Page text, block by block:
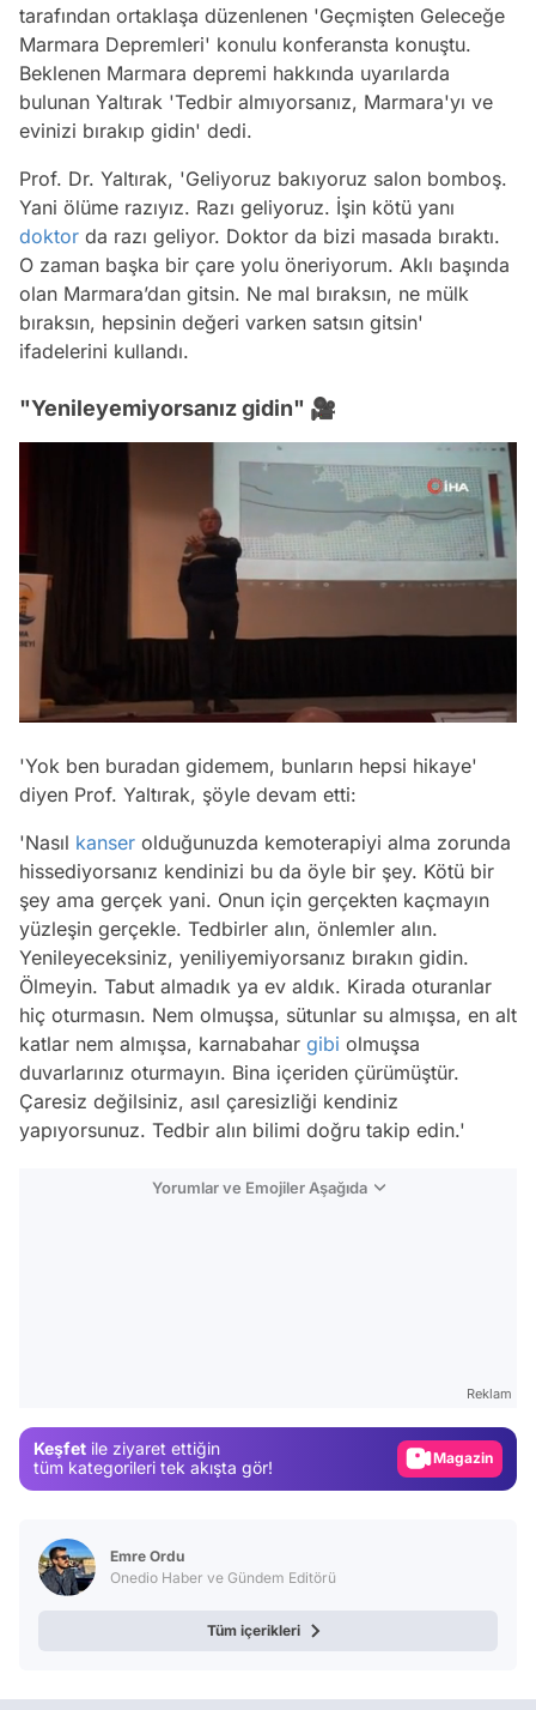
tarafından ortaklaşa düzenlenen 'Geçmişten Geleceğe
Marmara Depremleri' konulu konferansta konuştu.
Beklenen Marmara depremi hakkında uyarılarda
bulunan Yaltırak 'Tedbir almıyorsanız, Marmara'yı ve
evinizi bırakıp gidin' dedi.
Prof. Dr. Yaltırak, 'Geliyoruz bakıyoruz salon bomboş.
Yani ölüme razıyız. Razı geliyoruz. İşin kötü yanı
doktor da razı geliyor. Doktor da bizi masada bıraktı.
O zaman başka bir çare yolu öneriyorum. Aklı başında
olan Marmara’dan gitsin. Ne mal bıraksın, ne mülk
bıraksın, hepsinin değeri varken satsın gitsin'
ifadelerini kullandı.
"Yenileyemiyorsanız gidin" 🎥
'Yok ben buradan gidemem, bunların hepsi hikaye'
diyen Prof. Yaltırak, şöyle devam etti:
'Nasıl kanser olduğunuzda kemoterapiyi alma zorunda
hissediyorsanız kendinizi bu da öyle bir şey. Kötü bir
şey ama gerçek yani. Onun için gerçekten kaçmayın
yüzleşin gerçekle. Tedbirler alın, önlemler alın.
Yenileyeceksiniz, yeniliyemiyorsanız bırakın gidin.
Ölmeyin. Tabut almadık ya ev aldık. Kirada oturanlar
hiç oturmasın. Nem olmuşsa, sütunlar su almışsa, en alt
katlar nem almışsa, karnabahar gibi olmuşsa
duvarlarınız oturmayın. Bina içeriden çürümüştür.
Çaresiz değilsiniz, asıl çaresizliği kendiniz
yapıyorsunuz. Tedbir alın bilimi doğru takip edin.'
Yorumlar ve Emojiler Aşağıda
Reklam
Keşfet ile ziyaret ettiğin
tüm kategorileri tek akışta gör!
Magazin
Emre Ordu
Onedio Haber ve Gündem Editörü
Tüm içerikleri